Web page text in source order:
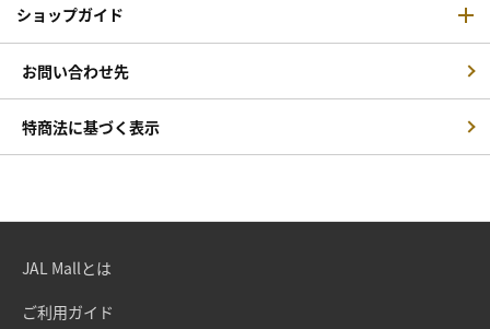
ショップガイド
お問い合わせ先
特商法に基づく表示
JAL Mallとは
ご利用ガイド